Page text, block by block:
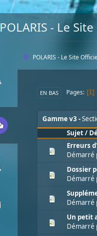
POLARIS - Le
POLARIS - Le Site
EN BAS Pages 1
Gamme v3
Sujet/
Erreurs
Démarré
Dossier
Démarré
Démarré
Un petit
Démarré